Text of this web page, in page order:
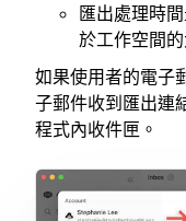
匯出處理時
於工作空間
如果使用者的電子
子郵件收到匯出連
程式內收件匣。